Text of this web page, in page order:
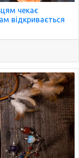
чекає
відкривається